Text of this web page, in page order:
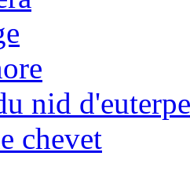
nid d'euterpe
chevet